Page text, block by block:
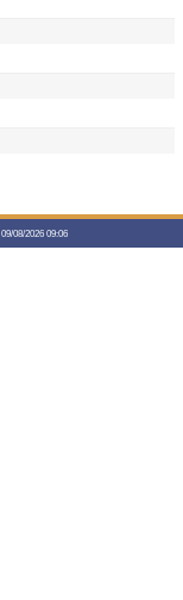
09/08/2026 09:06